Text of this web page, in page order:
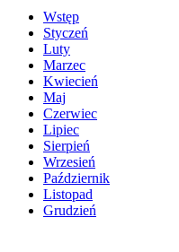
Wstęp
Styczeń
Luty
Marzec
Kwiecień
Maj
Czerwiec
Lipiec
Sierpień
Wrzesień
Październik
Listopad
Grudzień